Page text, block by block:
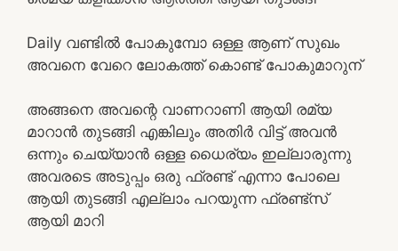
Daily വണ്ടിൽ പോകുമ്പോ ഒള്ള ആണ് സുഖം
അവനെ വേറെ ലോകത്ത് കൊണ്ട് പോകുമാറുന്
അങ്ങനെ അവന്റെ വാണറാണി ആയി രമ്യ
മാറാൻ തുടങ്ങി എങ്കിലും അതിർ വിട്ട് അവൻ
ഒന്നും ചെയ്യാൻ ഒള്ള ധൈര്യം ഇല്ലാരുന്നു
അവരടെ അടുപ്പം ഒരു ഫ്രണ്ട് എന്നാ പോലെ
ആയി തുടങ്ങി എല്ലാം പറയുന്ന ഫ്രണ്ട്സ്
ആയി മാറി